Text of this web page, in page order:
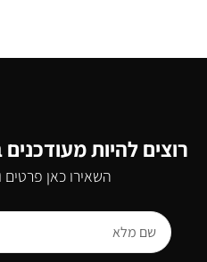
רוצים להיות
השאירו כאן